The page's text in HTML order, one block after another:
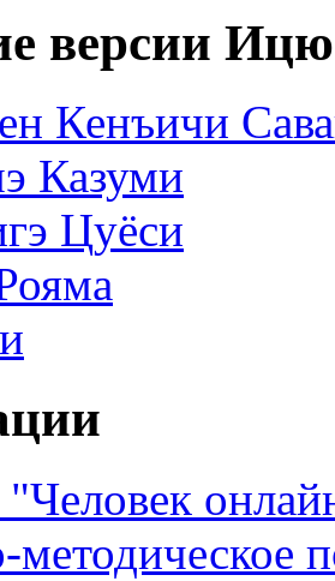
версии
Кенъичи
Казуми
Цуёси
методическое